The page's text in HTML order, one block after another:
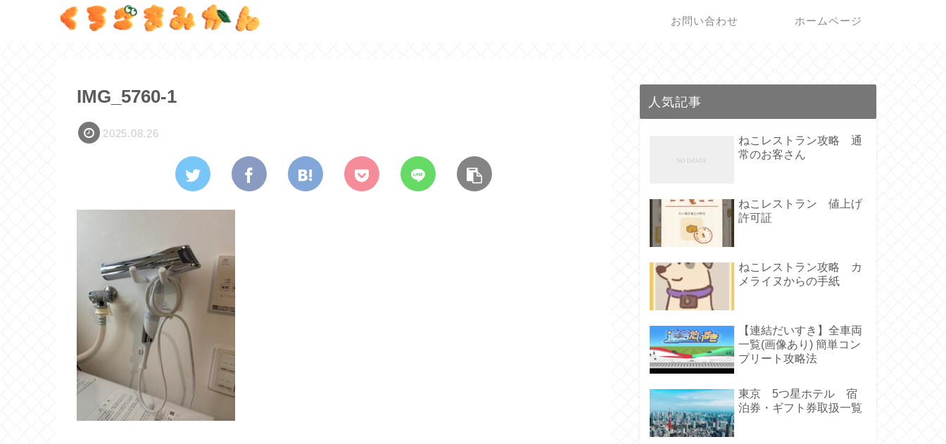
お問い合わせ ホームページ
IMG_5760-1
2025.08.26
人気記事
ねこレストラン攻略 通
常のお客さん
ねこレストラン 値上げ
許可証
ねこレストラン攻略 カ
メライヌからの手紙
【連結だいすき】全車両
一覧(画像あり) 簡単コン
プリート攻略法
東京 5つ星ホテル 宿
泊券・ギフト券取扱一覧